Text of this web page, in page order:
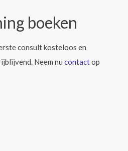
boeken
consult kosteloos en
Neem nu contactop